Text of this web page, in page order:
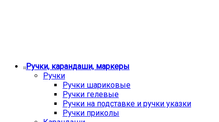
Ручки, карандаши, маркеры
Ручки
Ручки шариковые
Ручки гелевые
Ручки на подставке и ручки указки
Ручки приколы